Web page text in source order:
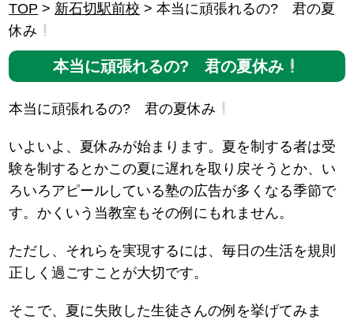
TOP > 新石切駅前校 >本当に頑張れるの? 君の夏
休み
本当に頑張れるの? 君の夏休み
本当に頑張れるの? 君の夏休み
いよいよ、夏休みが始まります。夏を制する者は受
験を制するとかこの夏に遅れを取り戻そうとか、い
ろいろアピールしている塾の広告が多くなる季節で
す。かくいう当教室もその例にもれません。
ただし、それらを実現するには、毎日の生活を規則
正しく過ごすことが大切です。
そこで、夏に失敗した生徒さんの例を挙げてみま